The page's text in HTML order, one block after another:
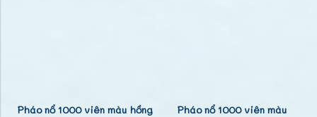
Pháo nổ 1000 viên màu hồng
Pháo nổ 1000 viên màu